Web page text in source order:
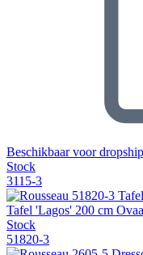
Beschikbaar voor
Stock
3115-3
Tafel 'Lagos' 200 cm
Stock
51820-3